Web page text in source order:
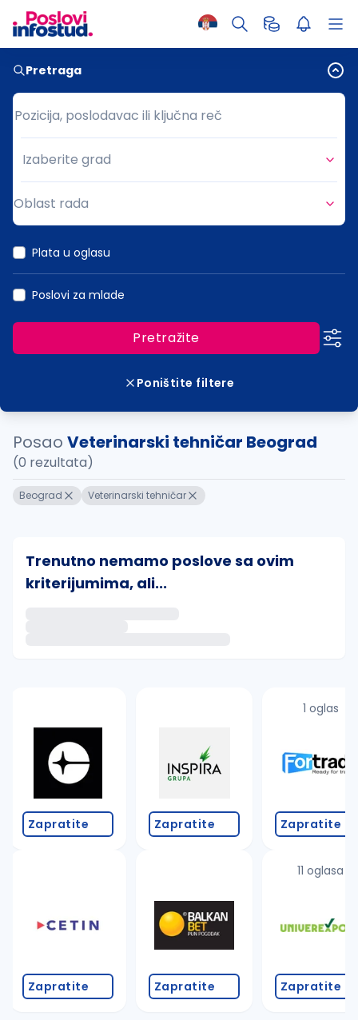
Pretraga
Pozicija, poslodavac ili ključna reč
Pozicija, poslodavac ili ključna reč
Grad
Izaberite grad
Oblast rada
Plata u oglasu
Poslovi za mlade
Pretražite
Poništite filtere
Posao Veterinarski tehničar Beograd
(0 rezultata)
Beograd Veterinarski tehničar
Trenutno nemamo poslove sa ovim
kriterijumima, ali...
Takođe možete da:
proverite pravopisne greške (koristite č, ć, š, đ,
povećajte radijus za odabrani grad
promenite odabrane filtere pretrage
Zapratite
Zapratite
Zapratite
Zapratite
1 oglas
Zapratite
11 oglasa
Zapratite